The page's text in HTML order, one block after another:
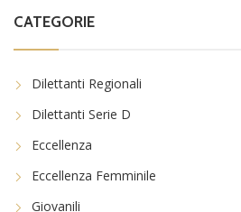
CATEGORIE
Dilettanti Regionali
Dilettanti Serie D
Eccellenza
Eccellenza Femminile
Giovanili